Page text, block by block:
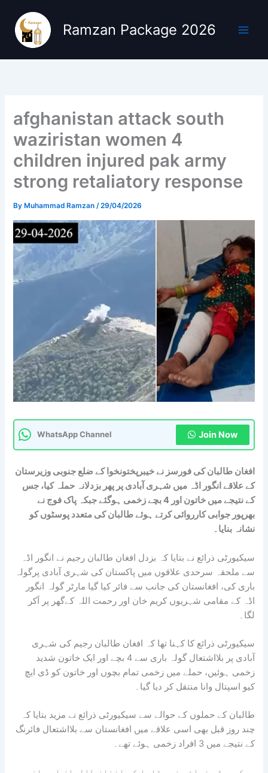
content
Ramzan Package 2026
afghanistan attack south
waziristan women 4
children injured pak army
strong retaliatory response
By Muhammad Ramzan/29/04/2026
WhatsApp Channel Join Now
افغان طالبان کی فورسز نے خیبرپختونخوا کے ضلع جنوبی وزیرستان
کے علاقے انگور اڈہ میں شہری آبادی پر پھر بزدلانہ حملہ کیا، جس
کے نتیجے میں خاتون اور 4 بچے زخمی ہوگئے جبکہ پاک فوج نے
بھرپور جوابی کارروائی کرتے ہوئے طالبان کی متعدد پوسٹوں کو
نشانہ بنایا۔
سیکیورٹی ذرائع نے بتایا کہ بزدل افغان طالبان رجیم نے انگور اڈہ
سے ملحقہ سرحدی علاقوں میں پاکستان کی شہری آبادی پرگولہ
باری کی، افغانستان کی جانب سے فائر کیا گیا مارٹر گولہ انگور
اڈہ کے مقامی شہریوں کریم خان اور رحمت اللہ کےگھر پر آکر
لگا۔
سیکیورٹی ذرائع کا کہنا تھا کہ افغان طالبان رجیم کی شہری
آبادی پر بلااشتعال گولہ باری سے 4 بچے اور ایک خاتون شدید
زخمی ہوئیں، حملے میں زخمی تمام بچوں اور خاتون کو ڈی ایچ
کیو اسپتال وانا منتقل کر دیا گیا۔
طالبان کے حملوں کے حوالے سے سیکیورٹی ذرائع نے مزید بتایا کہ
چند روز قبل بھی اسی علاقے میں افغانستان سے بلااشتعال فائرنگ
کے نتیجے میں 3 افراد زخمی ہوئے تھے۔